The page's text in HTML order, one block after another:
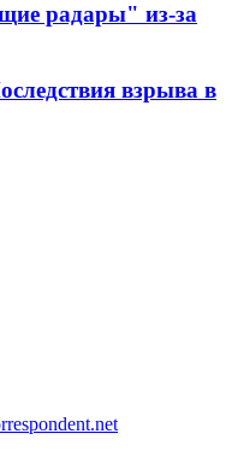
радары" из-за
взрыва в